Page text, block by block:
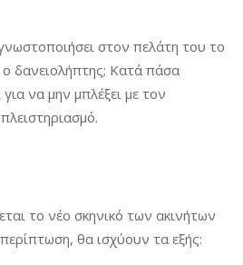
στον πελάτη του το
ο δανειολήπτης; Κατά πάσα
να μην μπλέξει με τον
το νέο σκηνικό των ακινήτων
θα ισχύουν τα εξής: